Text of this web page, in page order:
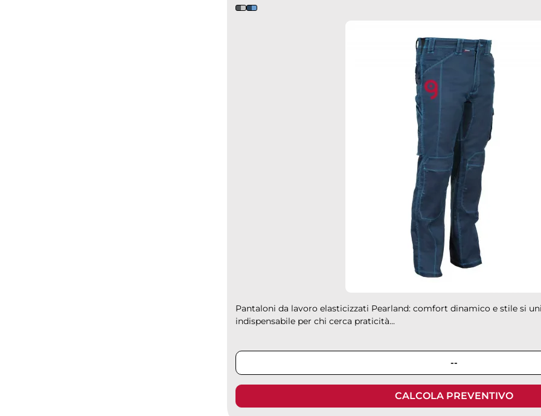
Pantaloni da lavoro elasticizzati Pearland: comfort dinamico e stile si
indispensabile per chi cerca praticità...
--
CALCOLA PREVENTIVO